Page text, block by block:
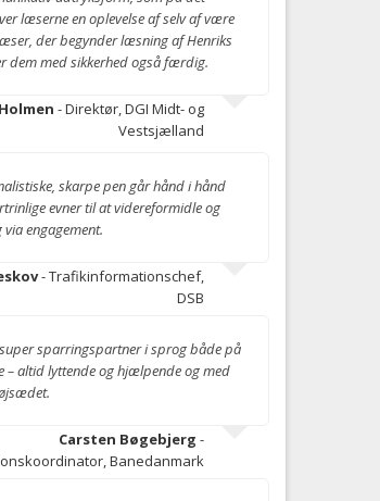
læserne en oplevelse af selv af være
der begynder læsning af Henriks
dem med sikkerhed også færdig.
- Direktør, DGI Midt- og
Vestsjælland
skarpe pen går hånd i hånd
evner til at videreformidle og
engagement.
- Trafikinformationschef,
DSB
sparringspartner i sprog både på
– altid lyttende og hjælpende og med
Carsten Bøgebjerg -
Banedanmark